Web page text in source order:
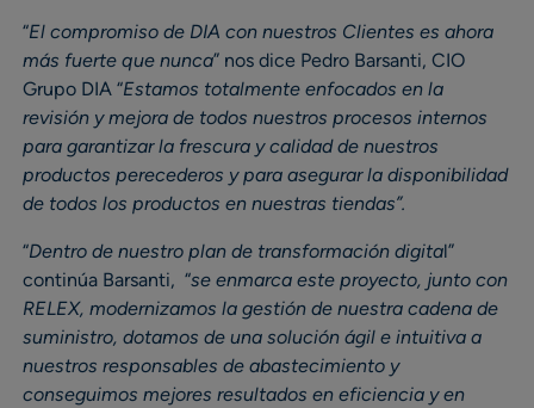
“El compromiso de DIA con nuestros Clientes es ahora
más fuerte que nunca” nos dice Pedro Barsanti, CIO
Grupo DIA “Estamos totalmente enfocados en la
revisión y mejora de todos nuestros procesos internos
para garantizar la frescura y calidad de nuestros
productos perecederos y para asegurar la disponibilidad
de todos los productos en nuestras tiendas”.
“Dentro de nuestro plan de transformación digital”
continúa Barsanti, “se enmarca este proyecto, junto con
RELEX, modernizamos la gestión de nuestra cadena de
suministro, dotamos de una solución ágil e intuitiva a
nuestros responsables de abastecimiento y
conseguimos mejores resultados en eficiencia y en